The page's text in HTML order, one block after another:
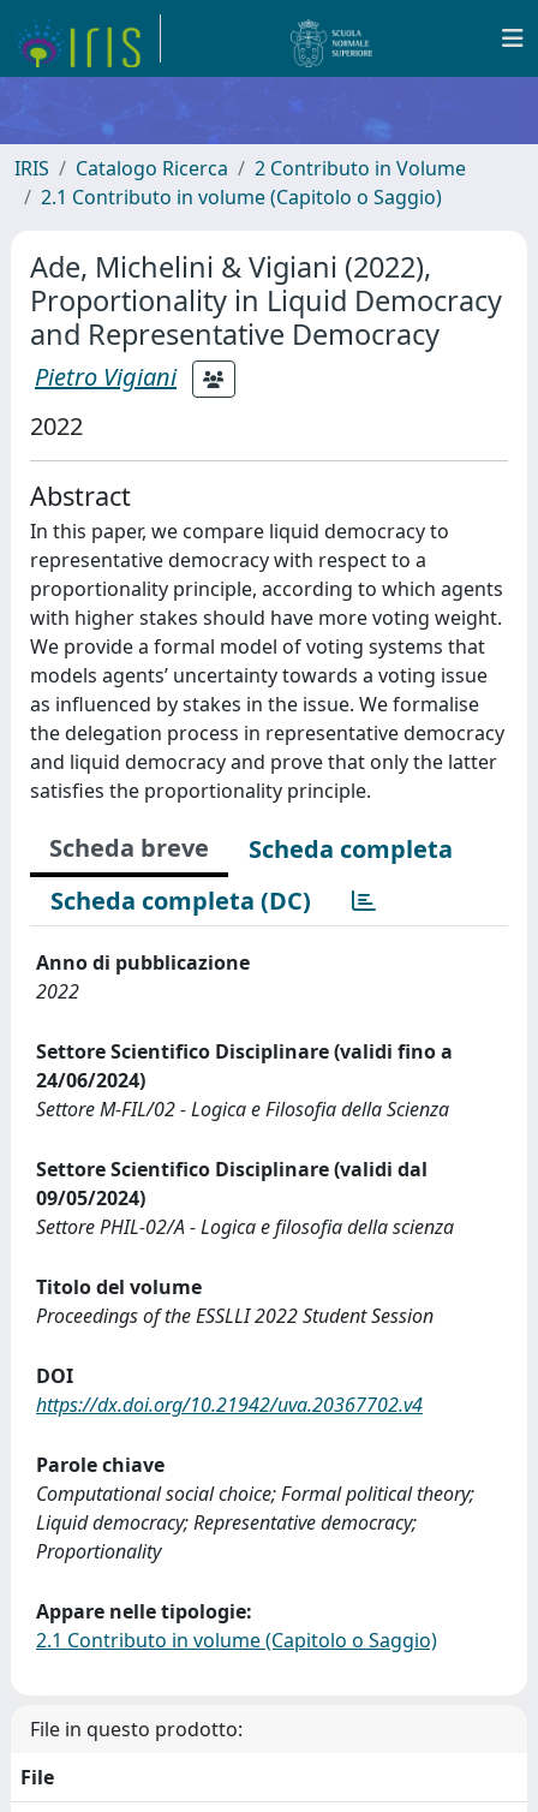
IRIS Catalogo Ricerca
2 Contributo in Volume
2.1 Contributo in volume (Capitolo o Saggio)
Ade, Michelini & Vigiani (2022),
Proportionality in Liquid Democracy
and Representative Democracy
Pietro Vigiani
2022
Abstract
In this paper, we compare liquid democracy to
representative democracy with respect to a
proportionality principle, according to which agents
with higher stakes should have more voting weight.
We provide a formal model of voting systems that
models agents’ uncertainty towards a voting issue
as influenced by stakes in the issue. We formalise
the delegation process in representative democracy
and liquid democracy and prove that only the latter
satisfies the proportionality principle.
Scheda breve
Scheda completa
Scheda completa (DC)
Anno di pubblicazione
2022
Settore Scientifico Disciplinare (validi fino a
24/06/2024)
Settore M-FIL/02 - Logica e Filosofia della Scienza
Settore Scientifico Disciplinare (validi dal
09/05/2024)
Settore PHIL-02/A - Logica e filosofia della scienza
Titolo del volume
Proceedings of the ESSLLI 2022 Student Session
DOI
https://dx.doi.org/10.21942/uva.20367702.v4
Parole chiave
Computational social choice; Formal political theory;
Liquid democracy; Representative democracy;
Proportionality
Appare nelle tipologie:
2.1 Contributo in volume (Capitolo o Saggio)
File in questo prodotto:
File